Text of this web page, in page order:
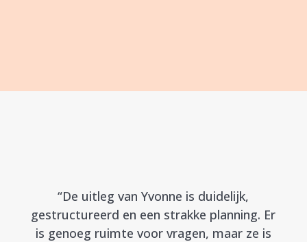
“De uitleg van Yvonne is duidelijk,
gestructureerd en een strakke planning. Er
is genoeg ruimte voor vragen, maar ze is